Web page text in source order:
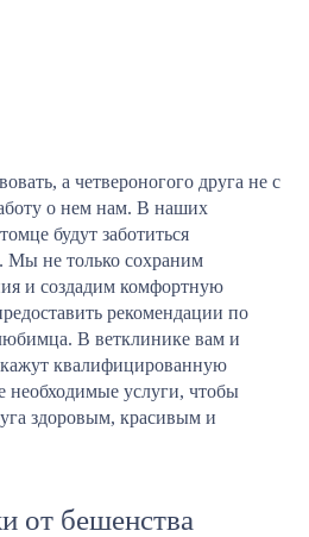
а четвероногого друга не с
о нем нам. В наших
будут заботиться
Мы не только сохраним
и создадим комфортную
рекомендации по
В ветклинике вам и
квалифицированную
необходимые услуги, чтобы
здоровым, красивым и
от бешенства